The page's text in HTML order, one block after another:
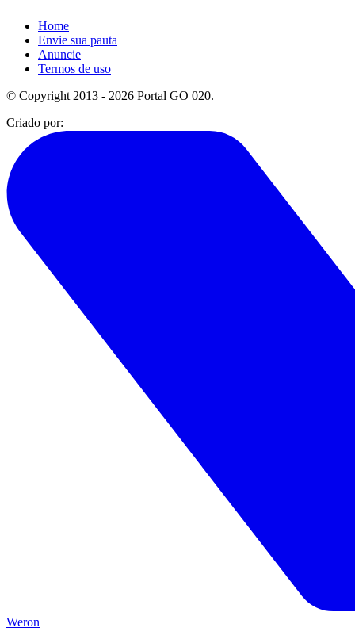
Home
Envie sua pauta
Anuncie
Termos de uso
© Copyright 2013 - 2026 Portal GO 020.
Criado por:
Weron